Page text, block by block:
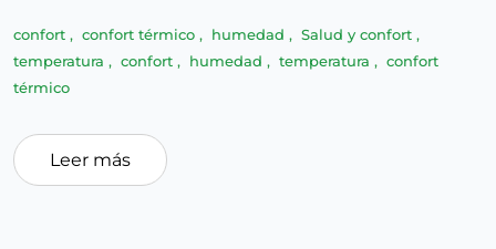
confort , confort térmico , humedad , Salud y confort ,
temperatura , confort , humedad , temperatura , confort
térmico
Leer más